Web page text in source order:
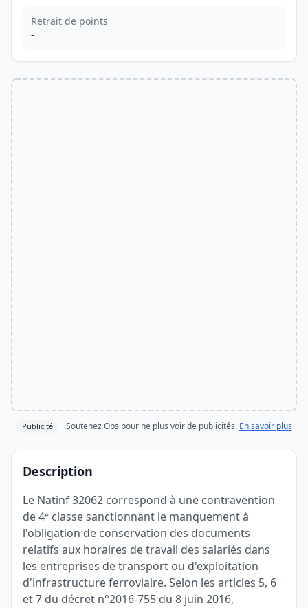
Retrait de points
-
Publicité Soutenez Ops pour ne plus voir de publicités. En savoir plus
Description
Le Natinf 32062 correspond à une contravention
de 4ᵉ classe sanctionnant le manquement à
l'obligation de conservation des documents
relatifs aux horaires de travail des salariés dans
les entreprises de transport ou d'exploitation
d'infrastructure ferroviaire. Selon les articles 5, 6
et 7 du décret n°2016-755 du 8 juin 2016,